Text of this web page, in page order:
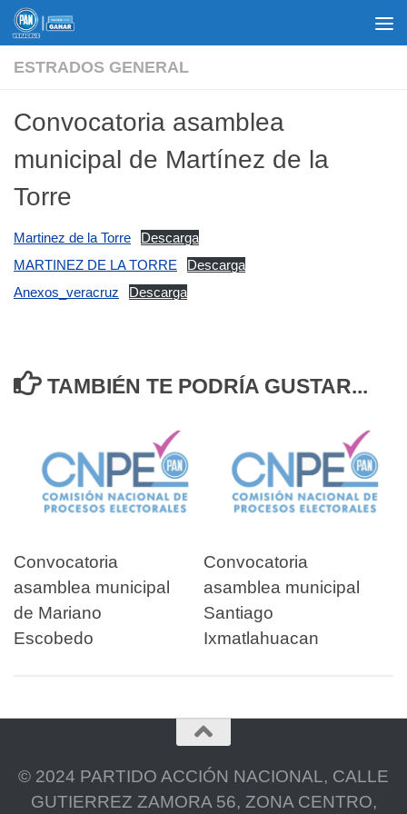
Saltar al contenido
ESTRADOS GENERAL
Convocatoria asamblea
municipal de Martínez de la
Torre
Martinez de la Torre
Descarga
MARTINEZ DE LA TORRE
Descarga
Anexos_veracruz
Descarga
TAMBIÉN TE PODRÍA GUSTAR...
Convocatoria
asamblea municipal
de Mariano
Escobedo
Convocatoria
asamblea municipal
Santiago
Ixmatlahuacan
© 2024 PARTIDO ACCIÓN NACIONAL, CALLE
GUTIERREZ ZAMORA 56, ZONA CENTRO,